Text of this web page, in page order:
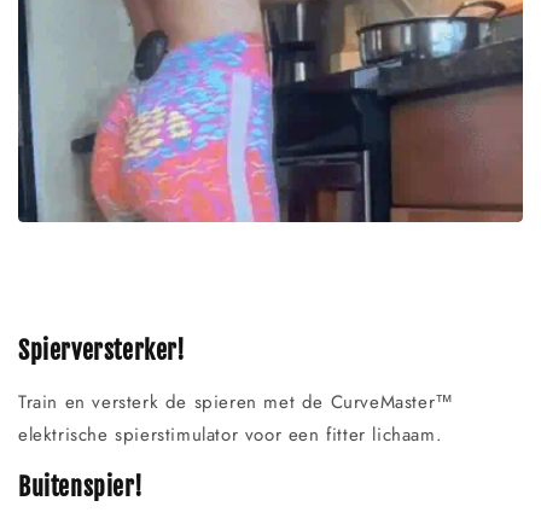
Spierversterker!
Train en versterk de spieren met de CurveMaster™
elektrische spierstimulator voor een fitter lichaam.
Buitenspier!